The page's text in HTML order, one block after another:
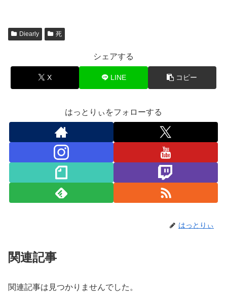
Diearly 死
シェアする
X LINE コピー
はっとりぃをフォローする
はっとりぃ
関連記事
関連記事は見つかりませんでした。